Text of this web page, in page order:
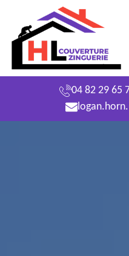
04 82 29 65